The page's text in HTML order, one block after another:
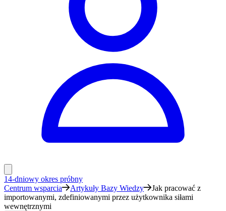
14-dniowy okres próbny
Centrum wsparcia
Artykuły Bazy Wiedzy
Jak pracować z
importowanymi, zdefiniowanymi przez użytkownika siłami
wewnętrznymi